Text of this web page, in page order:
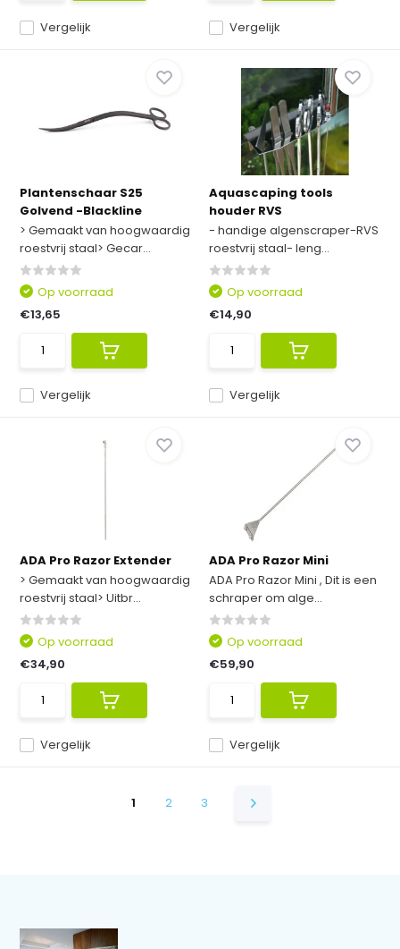
Vergelijk Vergelijk
Plantenschaar S25
Golvend -Blackline
> Gemaakt van hoogwaardig
roestvrij staal> Gecar...
Vergelijk
Op voorraad
€13,65
Aquascaping tools
houder RVS
- handige algenscraper-RVS
roestvrij staal- leng...
Vergelijk
Op voorraad
€14,90
ADA Pro Razor Extender
> Gemaakt van hoogwaardig
roestvrij staal> Uitbr...
Vergelijk
Op voorraad
€34,90
ADA Pro Razor Mini
ADA Pro Razor Mini , Dit is een
schraper om alge...
Vergelijk
Op voorraad
€59,90
1 2 3